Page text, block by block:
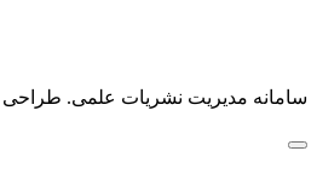
سامانه مدیریت نشریات علمی. طراحی